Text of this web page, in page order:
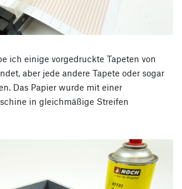
ich einige vorgedruckte Tapeten von
aber jede andere Tapete oder sogar
Das Papier wurde mit einer
in gleichmäßige Streifen